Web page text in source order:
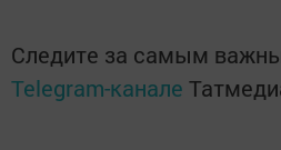
Следите за самым
Telegram-канале